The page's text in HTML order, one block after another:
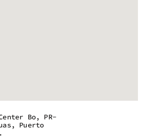
Bo, PR-
Puerto